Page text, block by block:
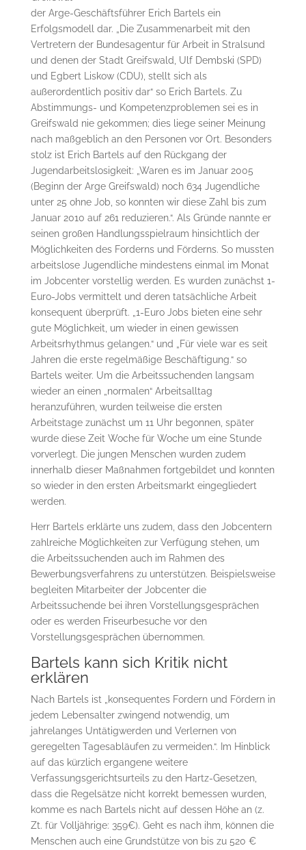
der Arge-Geschäftsführer Erich Bartels ein
Erfolgsmodell dar. „Die Zusammenarbeit mit den
Vertretern der Bundesagentur für Arbeit in Stralsund
und denen der Stadt Greifswald, Ulf Dembski (SPD)
und Egbert Liskow (CDU), stellt sich als
außerordentlich positiv dar“ so Erich Bartels. Zu
Abstimmungs- und Kompetenzproblemen sei es in
Greifswald nie gekommen; dies liege seiner Meinung
nach maßgeblich an den Personen vor Ort. Besonders
stolz ist Erich Bartels auf den Rückgang der
Jugendarbeitslosigkeit: „Waren es im Januar 2005
(Beginn der Arge Greifswald) noch 634 Jugendliche
unter 25 ohne Job, so konnten wir diese Zahl bis zum
Januar 2010 auf 261 reduzieren.“. Als Gründe nannte er
seinen großen Handlungsspielraum hinsichtlich der
Möglichkeiten des Forderns und Förderns. So mussten
arbeitslose Jugendliche mindestens einmal im Monat
im Jobcenter vorstellig werden. Es wurden zunächst 1-
Euro-Jobs vermittelt und deren tatsächliche Arbeit
konsequent überprüft. „1-Euro Jobs bieten eine sehr
gute Möglichkeit, um wieder in einen gewissen
Arbeitsrhythmus gelangen.“ und „Für viele war es seit
Jahren die erste regelmäßige Beschäftigung.“ so
Bartels weiter. Um die Arbeitssuchenden langsam
wieder an einen „normalen“ Arbeitsalltag
heranzuführen, wurden teilweise die ersten
Arbeitstage zunächst um 11 Uhr begonnen, später
wurde diese Zeit Woche für Woche um eine Stunde
vorverlegt. Die jungen Menschen wurden zudem
innerhalb dieser Maßnahmen fortgebildet und konnten
so wieder in den ersten Arbeitsmarkt eingegliedert
werden.
Herr Bartels erklärte uns zudem, dass den Jobcentern
zahlreiche Möglichkeiten zur Verfügung stehen, um
die Arbeitssuchenden auch im Rahmen des
Bewerbungsverfahrens zu unterstützen. Beispielsweise
begleiten Mitarbeiter der Jobcenter die
Arbeitssuchende bei ihren Vorstellungsgesprächen
oder es werden Friseurbesuche vor den
Vorstellungsgesprächen übernommen.
Bartels kann sich Kritik nicht
erklären
Nach Bartels ist „konsequentes Fordern und Fördern in
jedem Lebensalter zwingend notwendig, um
jahrelanges Untätigwerden und Verlernen von
geregelten Tagesabläufen zu vermeiden.“. Im Hinblick
auf das kürzlich ergangene weitere
Verfassungsgerichtsurteils zu den Hartz-Gesetzen,
dass die Regelsätze nicht korrekt bemessen wurden,
komme es nach Bartels nicht auf dessen Höhe an (z.
Zt. für Volljährige: 359€). Geht es nach ihm, können die
Menschen auch eine Grundstütze von bis zu 520 €